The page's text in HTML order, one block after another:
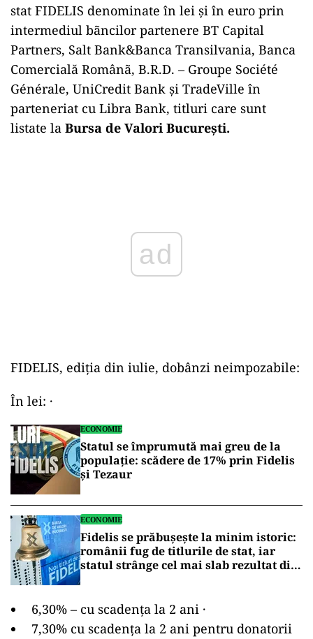
stat FIDELIS denominate în lei și în euro prin
intermediul bãncilor partenere BT Capital
Partners, Salt Bank&Banca Transilvania, Banca
Comercială Românã, B.R.D. – Groupe Société
Générale, UniCredit Bank și TradeVille în
parteneriat cu Libra Bank, titluri care sunt
listate la Bursa de Valori București.
FIDELIS, ediția din iulie, dobânzi neimpozabile:
În lei: ·
ECONOMIE
Statul se împrumută mai greu de la
populație: scădere de 17% prin Fidelis
și Tezaur
ECONOMIE
Fidelis se prăbușește la minim istoric:
românii fug de titlurile de stat, iar
statul strânge cel mai slab rezultat din
6,30% – cu scadența la 2 ani ·
7,30% cu scadența la 2 ani pentru donatorii